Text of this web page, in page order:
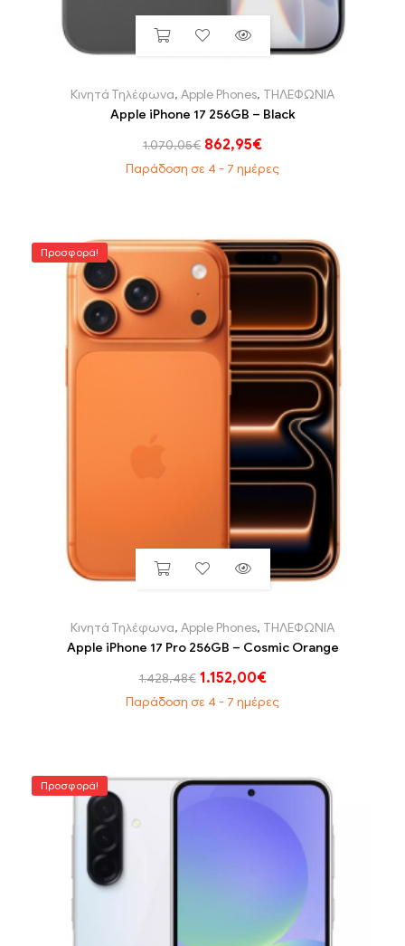
Κινητά Τηλέφωνα, Apple Phones, ΤΗΛΕΦΩΝΙΑ
Apple iPhone 17 256GB – Black
1.070,05€ 862,95€
Παράδοση σε 4 - 7 ημέρες
Προσφορά!
Κινητά Τηλέφωνα, Apple Phones, ΤΗΛΕΦΩΝΙΑ
Apple iPhone 17 Pro 256GB – Cosmic Orange
1.428,48€ 1.152,00€
Παράδοση σε 4 - 7 ημέρες
Προσφορά!